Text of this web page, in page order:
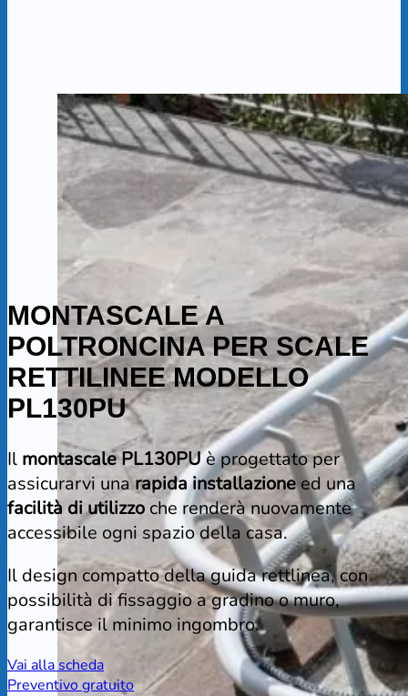
MONTASCALE A
POLTRONCINA PER SCALE
RETTILINEE MODELLO
PL130PU
Il montascale PL130PUè progettato per
assicurarvi unarapida installazioneed una
facilità di utilizzo che renderà nuovamente
accessibile ogni spazio della casa.
Il design compatto della guida rettlinea, con
possibilità di fissaggio a gradino o muro,
garantisce il minimo ingombro.
Vai alla scheda
Preventivo gratuito